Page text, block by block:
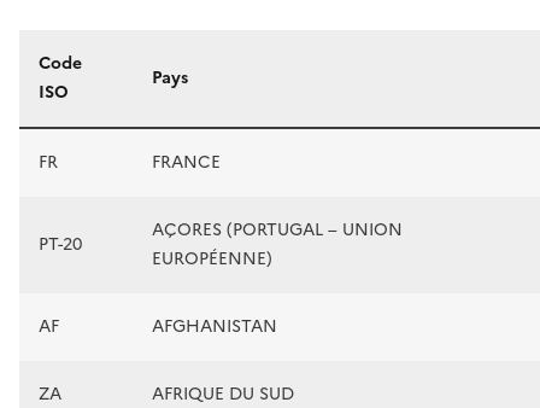
Liste des pays
Code
ISO
Pays
FR FRANCE
PT-20
AÇORES (PORTUGAL – UNION
EUROPÉENNE)
AF AFGHANISTAN
ZA AFRIQUE DU SUD